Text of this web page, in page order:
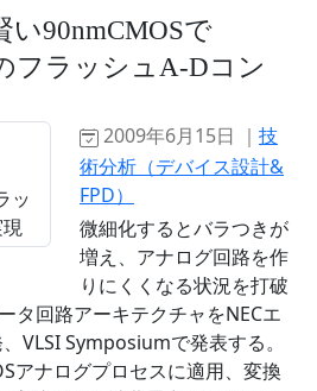
90nmCMOSで
フラッシュA-Dコン
2009年6月15日 ｜ 技
術分析（デバイス設計&
FPD）
微細化するとバラつきが
増え、アナログ回路を作
りにくくなる状況を打破
タ回路アーキテクチャをNECエ
VLSI Symposiumで発表する。
アナログプロセスに適用、変換